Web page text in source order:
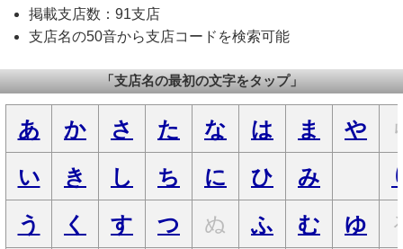
掲載支店数：91支店
支店名の50音から支店コードを検索可能
「支店名の最初の文字をタップ」
あ か さ た な は ま や
い
き し ち に ひ み
う
く す つ ぬ ふ む ゆ